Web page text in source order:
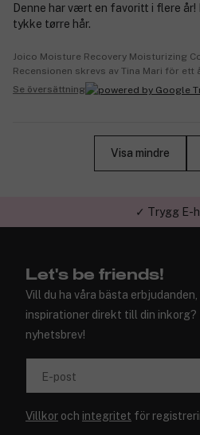
Denne har vært en favoritt i flere
tykke tørre hår.
Joico Moisture Recovery Moisturizing
Recensionen skrevs av Tina Mari för ett
Se översättning
Visa mindre
✓ Trygg E-
Let's be friends!
Vill du ha våra bästa
inspirationer direkt till din
nyhetsbrev!
E-post
Villkor och integritet för